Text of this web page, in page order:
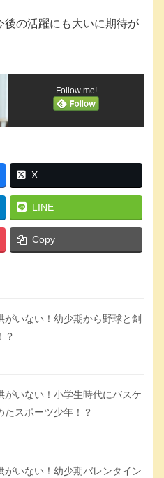
の活躍にも大いに期待が
Follow me!
X
LINE
Copy
がいない！幼少期から野球と剣
？
がいない！小学生時代にバスケ
たスポーツ少年！？
がいない！幼少期バレンタイン